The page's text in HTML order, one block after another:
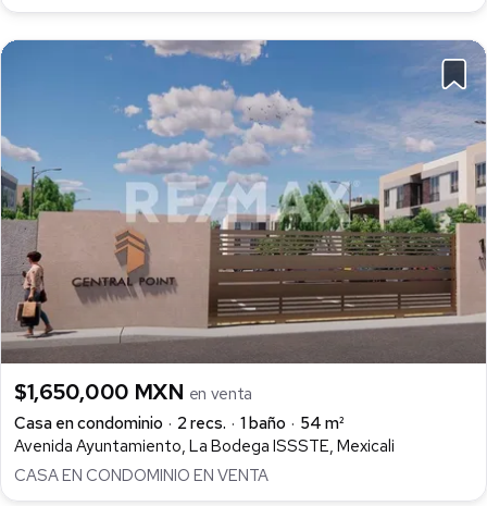
$1,650,000 MXN en venta
Casa en condominio
2 recs. 1 baño
54 m²
Avenida Ayuntamiento, La Bodega ISSSTE, Mexicali
CASA EN CONDOMINIO EN VENTA